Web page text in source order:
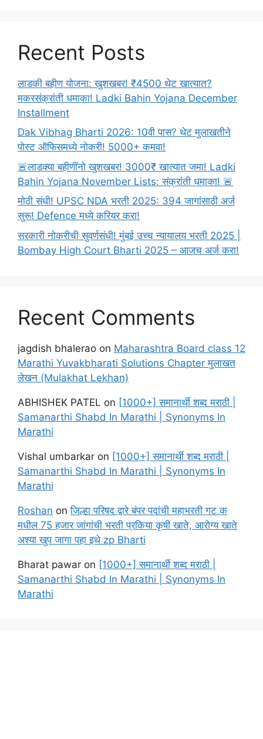
Recent Posts
लाडकी बहीण योजना: खुशखबर! ₹4500 थेट खात्यात?
मकरसंक्रांती धमाका! Ladki Bahin Yojana December
Installment
Dak Vibhag Bharti 2026: 10वी पास? थेट मुलाखतीने
पोस्ट ऑफिसमध्ये नोकरी! 5000+ कमवा!
🚨लाडक्या बहीणींनो खुशखबर! 3000₹ खात्यात जमा! Ladki
Bahin Yojana November Lists: संक्रांती धमाका! 🚨
मोठी संधी! UPSC NDA भरती 2025: 394 जागांसाठी अर्ज
सुरू! Defence मध्ये करियर करा!
सरकारी नोकरीची सुवर्णसंधी! मुंबई उच्च न्यायालय भरती 2025 |
Bombay High Court Bharti 2025 – आजच अर्ज करा!
Recent Comments
jagdish bhalerao on Maharashtra Board class 12
Marathi Yuvakbharati Solutions Chapter मुलाखत
लेखन (Mulakhat Lekhan)
ABHISHEK PATEL on [1000+] समानार्थी शब्द मराठी |
Samanarthi Shabd In Marathi | Synonyms In
Marathi
Vishal umbarkar on [1000+] समानार्थी शब्द मराठी |
Samanarthi Shabd In Marathi | Synonyms In
Marathi
Roshan onजिल्हा परिषद द्वारे बंपर पदांची महाभरती गट क
मधील 75 हजार जांगांची भरती प्रकिया कृषी खाते, आरोग्य खाते
अश्या खुप जागा पहा इथे zp Bharti
Bharat pawar on [1000+] समानार्थी शब्द मराठी |
Samanarthi Shabd In Marathi | Synonyms In
Marathi